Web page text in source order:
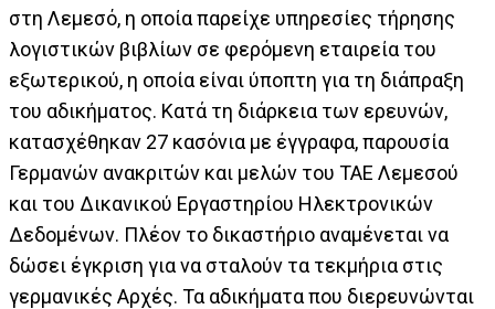
στη Λεμεσό, η οποία παρείχε υπηρεσίες τήρησης
λογιστικών βιβλίων σε φερόμενη εταιρεία του
εξωτερικού, η οποία είναι ύποπτη για τη διάπραξη
του αδικήματος. Κατά τη διάρκεια των ερευνών,
κατασχέθηκαν 27 κασόνια με έγγραφα, παρουσία
Γερμανών ανακριτών και μελών του ΤΑΕ Λεμεσού
και του Δικανικού Εργαστηρίου Ηλεκτρονικών
Δεδομένων. Πλέον το δικαστήριο αναμένεται να
δώσει έγκριση για να σταλούν τα τεκμήρια στις
γερμανικές Αρχές. Τα αδικήματα που διερευνώνται